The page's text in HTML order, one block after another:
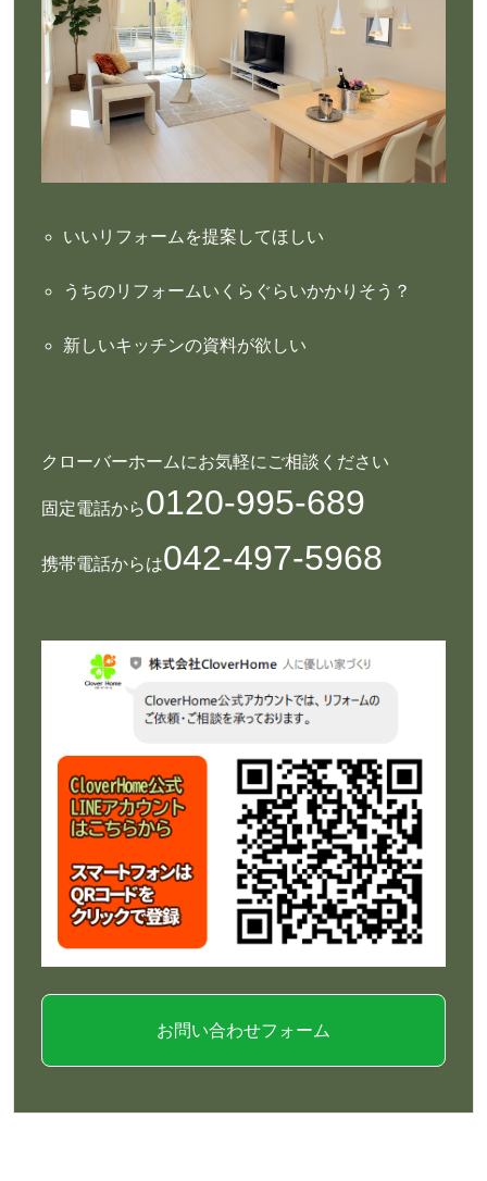
いいリフォームを提案してほしい
うちのリフォームいくらぐらいかかりそう？
新しいキッチンの資料が欲しい
クローバーホームにお気軽にご相談ください
固定電話から0120-995-689
携帯電話からは042-497-5968
お問い合わせフォーム